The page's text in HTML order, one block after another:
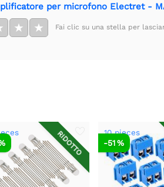
per microfono Electret -
★ ★ Fai clic su una stella per
RIDOTTO 10 pieces
-51 %